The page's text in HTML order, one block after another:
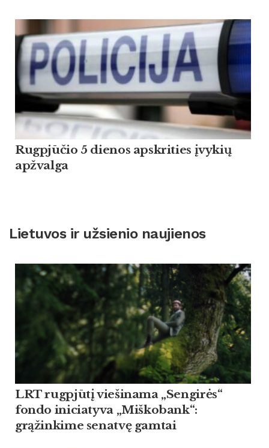
Rugpjūčio 5 dienos apskrities įvykių
apžvalga
Lietuvos ir užsienio naujienos
LRT rugpjūtį viešinama „Sengirės“
fondo iniciatyva „Miškobank“:
grąžinkime senatvę gamtai